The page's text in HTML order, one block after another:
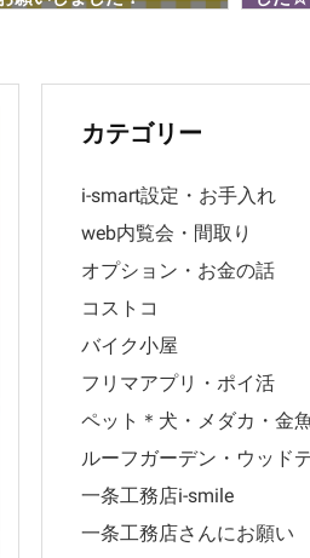
カテゴリー
i-smart設定・お手入れ
web内覧会・間取り
オプション・お金の話
コストコ
バイク小屋
フリマアプリ・ポイ活
ペット＊犬・メダカ・金
ルーフガーデン・ウッド
一条工務店i-smile
一条工務店さんにお願い